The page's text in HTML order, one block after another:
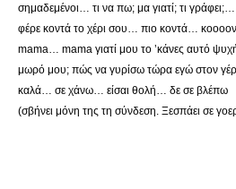
σημαδεμένοι… τι να πω; μα γιατί; τι
φέρε κοντά το χέρι σου… πιο κοντά…
mama… mama γιατί μου το ’κάνες αυτό
μωρό μου; πώς να γυρίσω τώρα εγώ στον
καλά… σε χάνω… είσαι θολή… δε σε βλέπω
(σβήνει μόνη της τη σύνδεση. Ξεσπάει σε